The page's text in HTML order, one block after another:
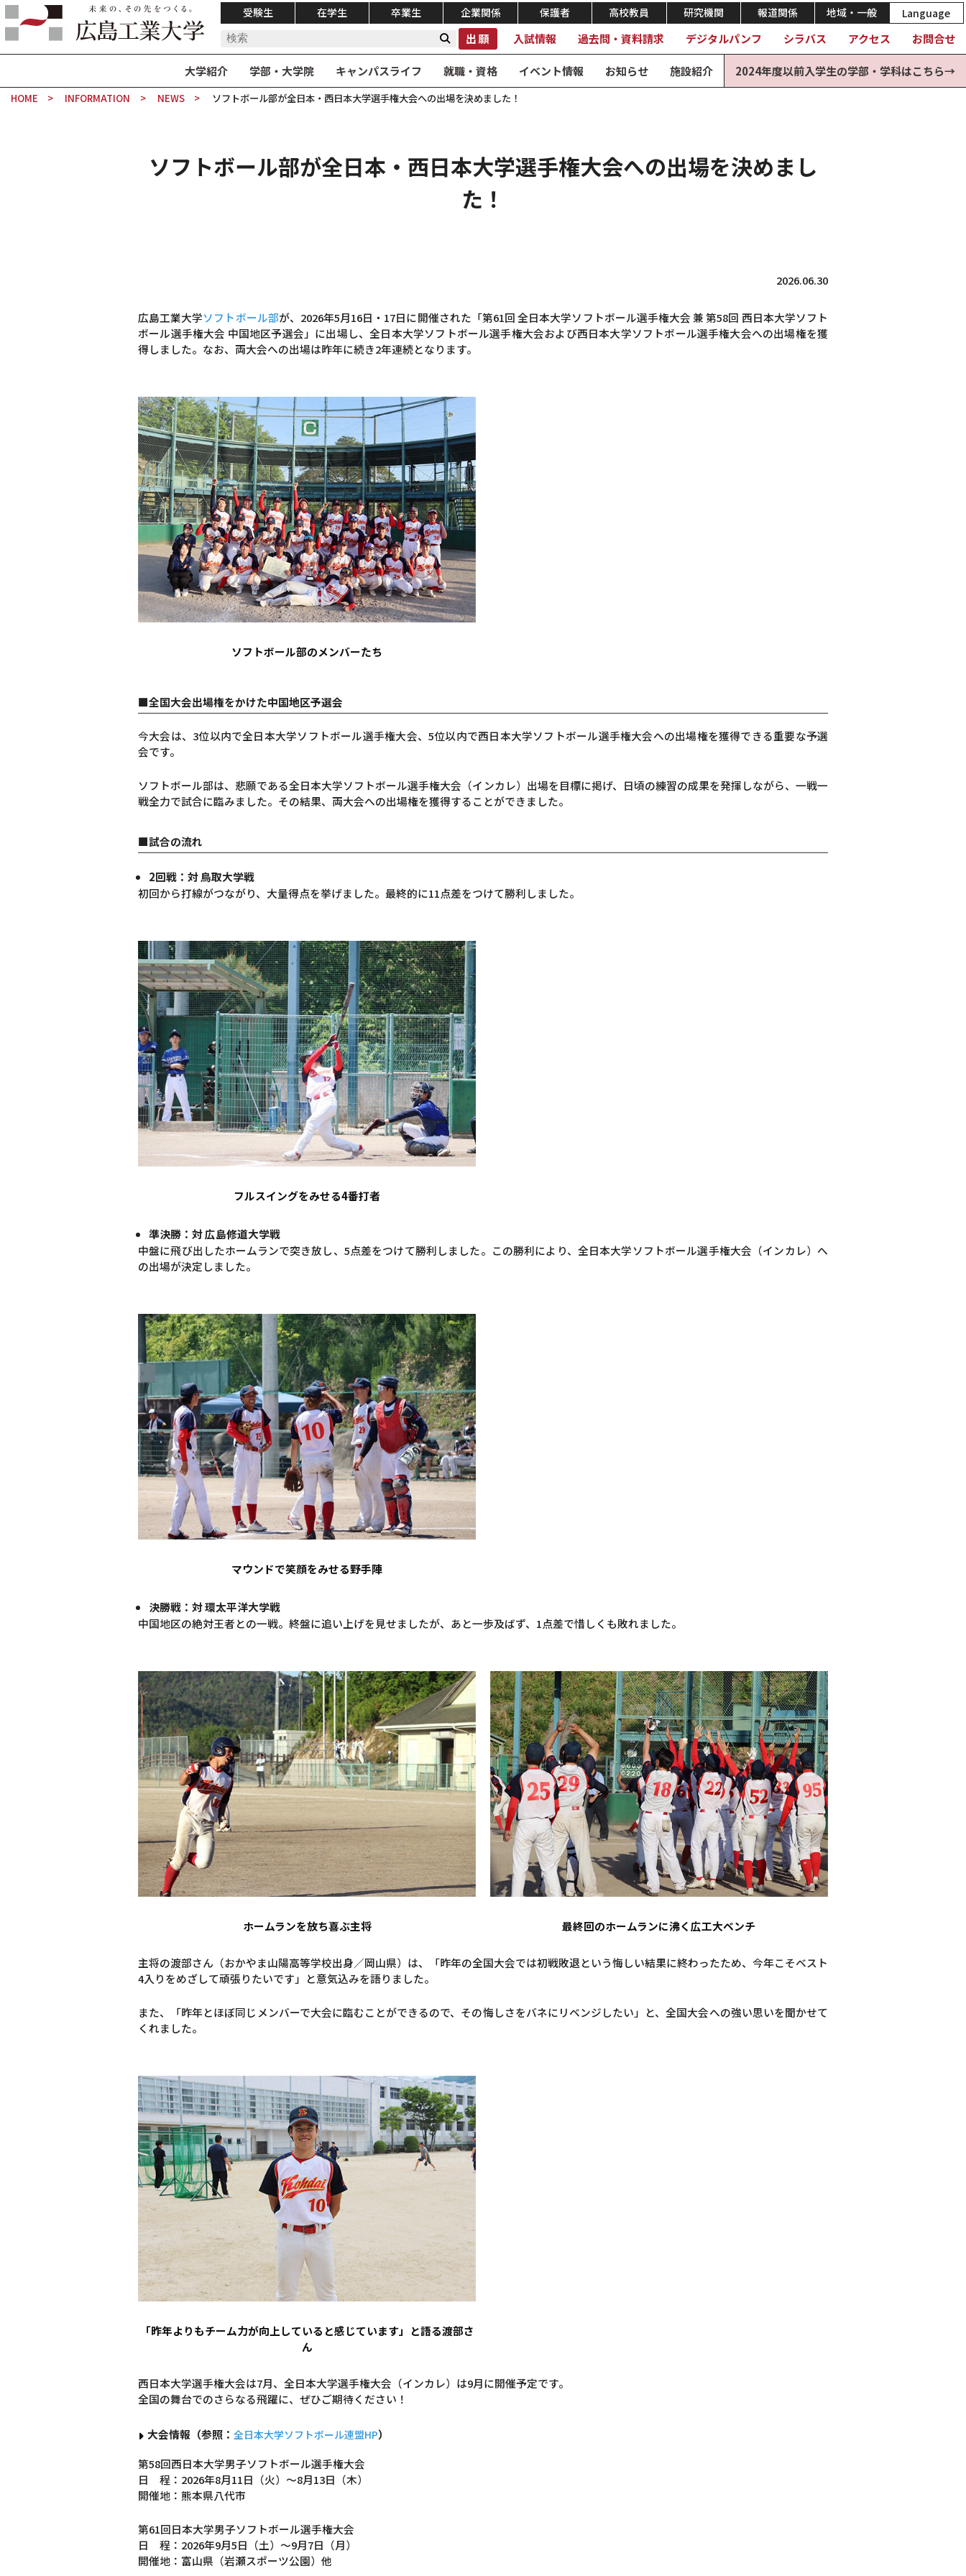
受験生 在学生 卒業生 企業関係 保護者 高校教員 研究機関 報道関係 地域・一般 Language
出願 入試情報 過去問・資料請求 デジタルパンフ シラバス アクセス お問合せ
大学紹介 学部・大学院 キャンパスライフ 就職・資格 イベント情報 お知らせ 施設紹介 2024年度以前入学生の学部・学科はこちら→
HOME INFORMATION NEWS ソフトボール部が全日本・西日本大学選手権大会への出場を決めました！
ソフトボール部が全日本・西日本大学選手権大会への出場を決めまし
た！
2026.06.30
広島工業大学ソフトボール部が、2026年5月16日・17日に開催された「第61回 全日本大学ソフトボール選手権大会 兼 第58回 西日本大学ソフト
ボール選手権大会 中国地区予選会」に出場し、全日本大学ソフトボール選手権大会および西日本大学ソフトボール選手権大会への出場権を獲
得しました。なお、両大会への出場は昨年に続き2年連続となります。
ソフトボール部のメンバーたち
■全国大会出場権をかけた中国地区予選会
今大会は、3位以内で全日本大学ソフトボール選手権大会、5位以内で西日本大学ソフトボール選手権大会への出場権を獲得できる重要な予選
会です。
ソフトボール部は、悲願である全日本大学ソフトボール選手権大会（インカレ）出場を目標に掲げ、日頃の練習の成果を発揮しながら、一戦一
戦全力で試合に臨みました。その結果、両大会への出場権を獲得することができました。
■試合の流れ
2回戦：対 鳥取大学戦
初回から打線がつながり、大量得点を挙げました。最終的に11点差をつけて勝利しました。
フルスイングをみせる4番打者
準決勝：対 広島修道大学戦
中盤に飛び出したホームランで突き放し、5点差をつけて勝利しました。この勝利により、全日本大学ソフトボール選手権大会（インカレ）へ
の出場が決定しました。
マウンドで笑顔をみせる野手陣
決勝戦：対 環太平洋大学戦
中国地区の絶対王者との一戦。終盤に追い上げを見せましたが、あと一歩及ばず、1点差で惜しくも敗れました。
ホームランを放ち喜ぶ主将 最終回のホームランに沸く広工大ベンチ
主将の渡部さん（おかやま山陽高等学校出身／岡山県）は、「昨年の全国大会では初戦敗退という悔しい結果に終わったため、今年こそベスト
4入りをめざして頑張りたいです」と意気込みを語りました。
また、「昨年とほぼ同じメンバーで大会に臨むことができるので、その悔しさをバネにリベンジしたい」と、全国大会への強い思いを聞かせて
くれました。
「昨年よりもチーム力が向上していると感じています」と語る渡部さ
ん
西日本大学選手権大会は7月、全日本大学選手権大会（インカレ）は9月に開催予定です。
全国の舞台でのさらなる飛躍に、ぜひご期待ください！
大会情報（参照： 全日本大学ソフトボール連盟HP）
第58回西日本大学男子ソフトボール選手権大会
日 程：2026年8月11日（火）〜8月13日（木）
開催地：熊本県八代市
第61回日本大学男子ソフトボール選手権大会
日 程：2026年9月5日（土）〜9月7日（月）
開催地：富山県（岩瀬スポーツ公園）他